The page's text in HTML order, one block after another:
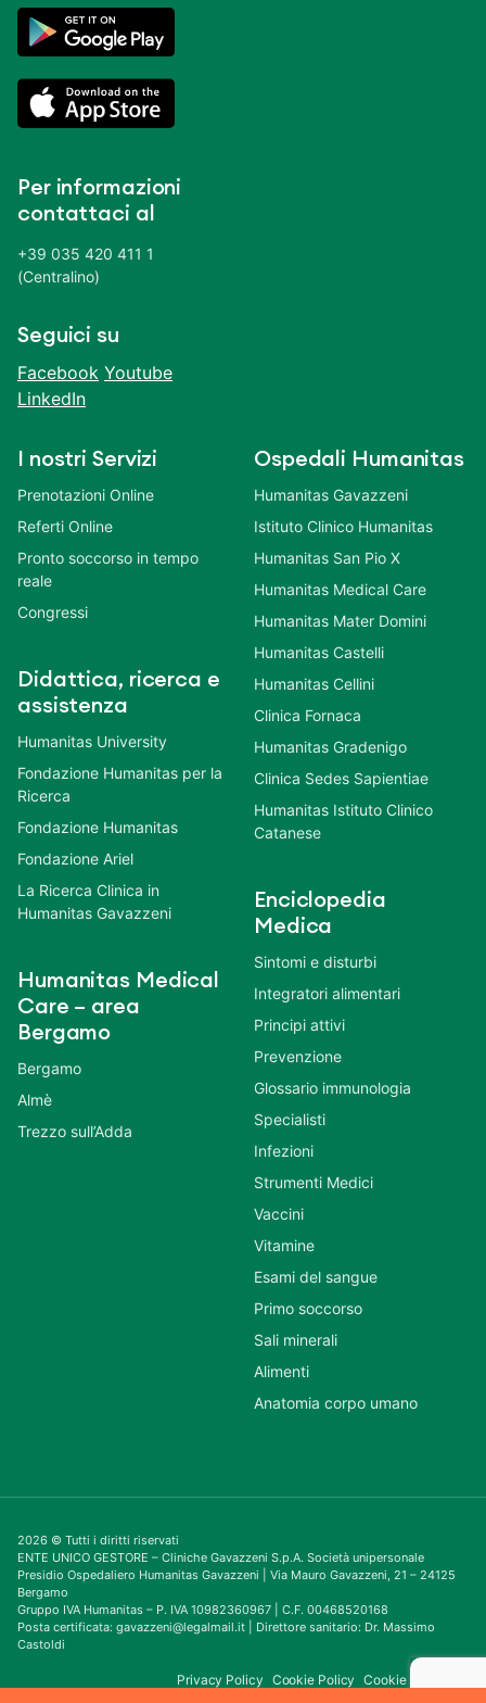
Per informazioni
contattaci al
+39 035 420 411 1
(Centralino)
Seguici su
Facebook Youtube
LinkedIn
I nostri Servizi
Prenotazioni Online
Referti Online
Pronto soccorso in tempo
reale
Congressi
Didattica, ricerca e
assistenza
Humanitas University
Fondazione Humanitas per la
Ricerca
Fondazione Humanitas
Fondazione Ariel
La Ricerca Clinica in
Humanitas Gavazzeni
Humanitas Medical
Care – area
Bergamo
Bergamo
Almè
Trezzo sull’Adda
Ospedali Humanitas
Humanitas Gavazzeni
Istituto Clinico Humanitas
Humanitas San Pio X
Humanitas Medical Care
Humanitas Mater Domini
Humanitas Castelli
Humanitas Cellini
Clinica Fornaca
Humanitas Gradenigo
Clinica Sedes Sapientiae
Humanitas Istituto Clinico
Catanese
Enciclopedia
Medica
Sintomi e disturbi
Integratori alimentari
Principi attivi
Prevenzione
Glossario immunologia
Specialisti
Infezioni
Strumenti Medici
Vaccini
Vitamine
Esami del sangue
Primo soccorso
Sali minerali
Alimenti
Anatomia corpo umano
2026 © Tutti i diritti riservati
ENTE UNICO GESTORE – Cliniche Gavazzeni S.p.A. Società unipersonale
Presidio Ospedaliero Humanitas Gavazzeni | Via Mauro Gavazzeni, 21 – 24125
Bergamo
Gruppo IVA Humanitas – P. IVA 10982360967 | C.F. 00468520168
Posta certificata: gavazzeni@legalmail.it | Direttore sanitario: Dr. Massimo
Castoldi
Privacy Policy Cookie Policy Cookie Consent